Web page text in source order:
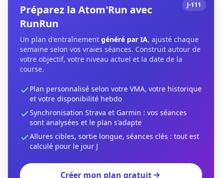
J-111
Préparez la Atom'Run avec
RunRun
Un plan d'entraînement généré par IA, ajusté chaque
semaine selon vos vraies séances. Construit autour de
votre objectif, votre niveau actuel et la date de la
course.
Plan personnalisé selon votre VMA, votre historique
et votre disponibilité hebdo
Synchronisation Strava et Garmin : vos séances
sont analysées et le plan s'adapte
Allures cibles, sortie longue, séances clés : tout est
calculé pour le jour J
Créer mon plan gratuit